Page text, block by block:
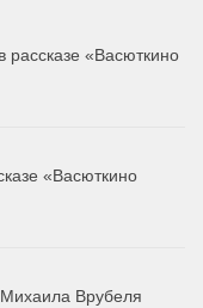
рассказе «Васюткино
«Васюткино
Врубеля